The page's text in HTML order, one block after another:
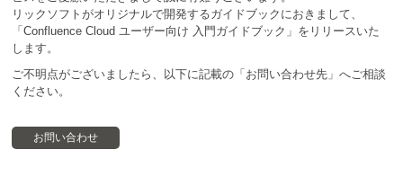
リックソフトがオリジナルで開発するガイドブックにおきまして、
「Confluence Cloud ユーザー向け 入門ガイドブック」をリリースいた
します。
ご不明点がございましたら、以下に記載の「お問い合わせ先」へご相談
ください。
お問い合わせ